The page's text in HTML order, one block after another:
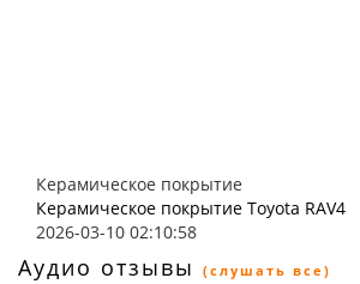
Керамическое покрытие
Керамическое покрытие Toyota RAV4
2026-03-10 02:10:58
Аудио отзывы (слушать все)